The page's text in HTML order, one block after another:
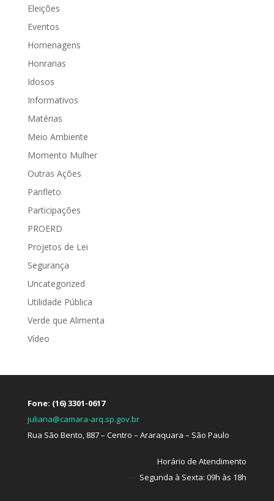
Eleições
Eventos
Homenagens
Honrarias
Idosos
Informativos
Matérias
Meio Ambiente
Momento Mulher
Outras Ações
Panfleto
Participações
PROERD
Projetos de Lei
Segurança
Uncategorized
Utilidade Pública
Verde que Alimenta
Vídeo
Fone: (16) 3301-0617
juliana@camara-arq.sp.gov.br
Rua São Bento, 887 – Centro – Araraquara – São Paulo
Horário de Atendimento
Segunda à Sexta: 09h às 18h